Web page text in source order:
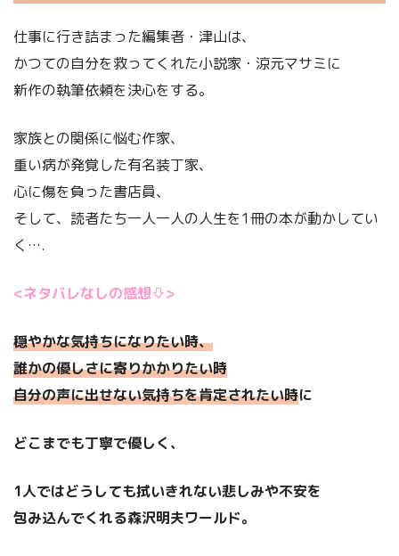
仕事に行き詰まった編集者・津山は、
かつての自分を救ってくれた小説家・涼元マサミに
新作の執筆依頼を決心をする。
家族との関係に悩む作家、
重い病が発覚した有名装丁家、
心に傷を負った書店員、
そして、読者たち一人一人の人生を1冊の本が動かしてい
く….
<ネタバレなしの感想⇩>
穏やかな気持ちになりたい時、
誰かの優しさに寄りかかりたい時
自分の声に出せない気持ちを肯定されたい時に
どこまでも丁寧で優しく、
1人ではどうしても拭いきれない悲しみや不安を
包み込んでくれる森沢明夫ワールド。